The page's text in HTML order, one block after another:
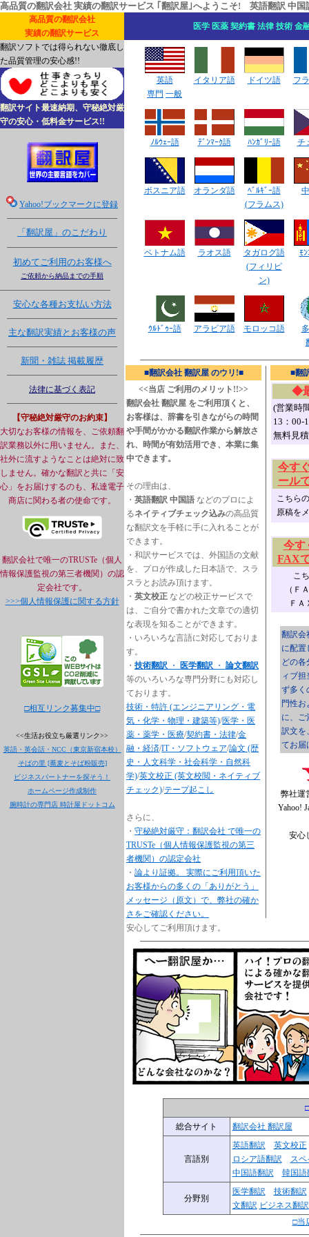
高品質の翻訳会社 実績の翻訳サービス ｢翻訳屋｣へようこそ! 英語翻訳 中国
高品質の翻訳会社
実績の翻訳サービス
医学 医薬 契約書 法律 技術 金
翻訳ソフトでは得られない徹底し
た品質管理の安心感!!
翻訳サイト最速納期、守秘絶対厳
守の安心・ 低料金サービス!!
Yahoo!ブックマークに登録
「翻訳屋」のこだわり
初めてご利用のお客様へ
ご依頼から納品までの手順
安心な各種お支払い方法
主な翻訳実績とお客様の声
新聞・雑誌 掲載履歴
法律に基づく表記
【守秘絶対厳守のお約束】
大切なお客様の情報を、ご依頼翻
訳業務以外に用いません。また、
社外に流すようなことは絶対に致
しません。確かな翻訳 と共に「安
心」をお届けするのも、私達電子
商店に関わる者の使命です。
翻訳会社で唯一のTRUSTe（個人
情報保護監視の第三者機関）の認
定会社です。
>>>個人情報保護に関する方針
□相互リンク募集中□
<<生活お役立ち厳選リンク>>
英語・英会話・NCC（東京新宿本校）
そばの里 [蕎麦とそば粉販売]
ビジネスパートナーを探そう！
ホームページ作成制作
腕時計の専門店 時計屋ドットコム
英語
専門 一般
イタリア語 ドイツ語 フ
ﾉﾙｳｪｰ語 ﾃﾞﾝﾏｰｸ語 ﾊﾝｶﾞﾘｰ語 チ
ボスニア語 オランダ語
ﾍﾞﾙｷﾞｰ語
(フラムス)
ベトナム語 ラオス語
タガログ語
(フィリピ
ン)
ﾓ
ｳﾙﾄﾞｩｰ語 アラビア語 モロッコ語
■翻訳会社 翻訳屋 のウリ!■
■翻
<<当店 ご利用のメリット!!>>
翻訳会社 翻訳屋 をご利用頂くと、
お客様は、辞書を引きながらの時間
や手間がかかる翻訳作業から解放さ
れ、時間が有効活用でき、本業に集
中できます。
その理由は、
・ 英語翻訳 中国語 などのプロによ
るネイティブチェック込みの高品質
な翻訳文を手軽に手に入れることが
できます。
・和訳サービスでは、外国語の文献
を、プロが作成した日本語で、スラ
スラとお読み頂けます。
・ 英文校正 などの校正サービスで
は、ご自分で書かれた文章での適切
な表現を知ることができます。
・いろいろな言語に対応しておりま
す。
・ 技術翻訳 ・ 医学翻訳 ・ 論文翻訳
等のいろいろな専門分野にも対応し
ております。
技術・特許 (エンジニアリング・電
気・化学・物理・建築等)/医学・医
薬・薬学・医療/契約書・法律/金
融・経済/IT・ソフトウェア/論文 (歴
史・人文科学・社会科学・自然科
学)/英文校正 (英文校閲・ネイティブ
チェック)/テープ起こし
さらに、
・ 守秘絶対厳守：翻訳会社 で唯一の
TRUSTe（個人情報保護監視の第三
者機関）の認定会社
・ 論より証拠。 実際にご利用頂いた
お客様からの多くの「ありがとう」
メッセージ（原文）で、弊社の確か
さをご確認ください。
安心してご利用頂けます。
◆
(営業時
13：00-
無料見
今す
ール
こちら
原稿を
今す
FAX
こ
（Ｆ
ＦＡ
翻訳会
に配
どの
ィブ
ず多く
門性お
に、ご
訳文を
てお届
弊社運
Yahoo!
安心
総合サイト
翻訳会社 翻訳屋
言語別
英語翻訳
英文校正
ロシア語翻訳
スペ
中国語翻訳
韓国語
分野別
医学翻訳
技術翻訳
文翻訳 ビジネス翻訳
□当